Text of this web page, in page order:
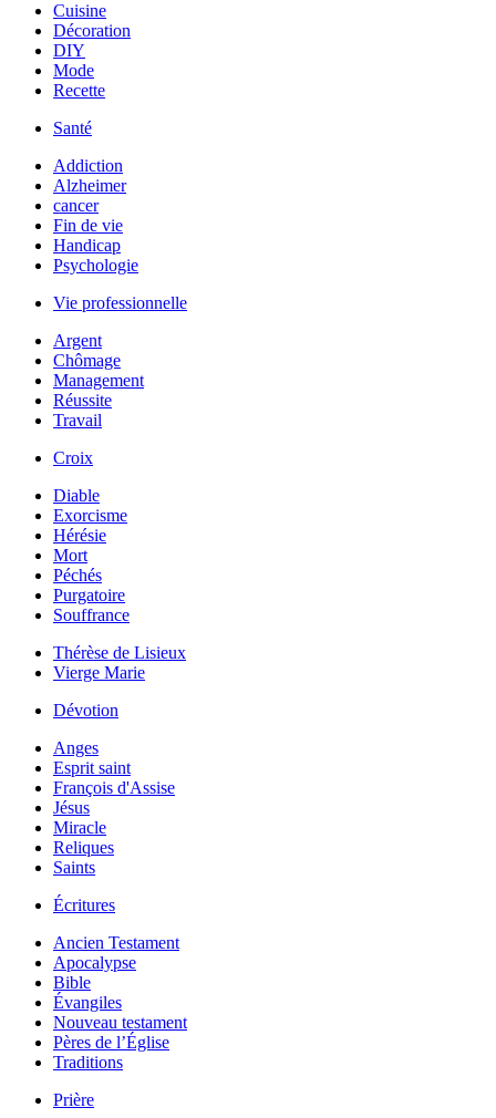
Cuisine
Décoration
DIY
Mode
Recette
Santé
Addiction
Alzheimer
cancer
Fin de vie
Handicap
Psychologie
Vie professionnelle
Argent
Chômage
Management
Réussite
Travail
Croix
Diable
Exorcisme
Hérésie
Mort
Péchés
Purgatoire
Souffrance
Thérèse de Lisieux
Vierge Marie
Dévotion
Anges
Esprit saint
François d'Assise
Jésus
Miracle
Reliques
Saints
Écritures
Ancien Testament
Apocalypse
Bible
Évangiles
Nouveau testament
Pères de l’Église
Traditions
Prière